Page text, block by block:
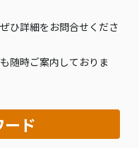
ひ詳細をお問合せくださ
随時ご案内しておりま
ド